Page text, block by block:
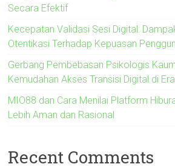
Secara Efektif
Kecepatan Validasi Sesi Digital:
Otentikasi Terhadap Kepuasan
Gerbang Pembebasan Psikologis
Kemudahan Akses Transisi Digital di
MIO88 dan Cara Menilai Platform
Lebih Aman dan Rasional
Recent Comments